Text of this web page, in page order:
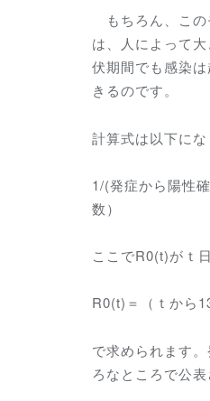
もちろん、この
は、人によって
伏期間でも感染
きるのです。
計算式は以下にな
1/(発症から陽性
数）
ここでR0(t)がｔ
R0(t)＝（ｔから
で求められます
ろなところで公